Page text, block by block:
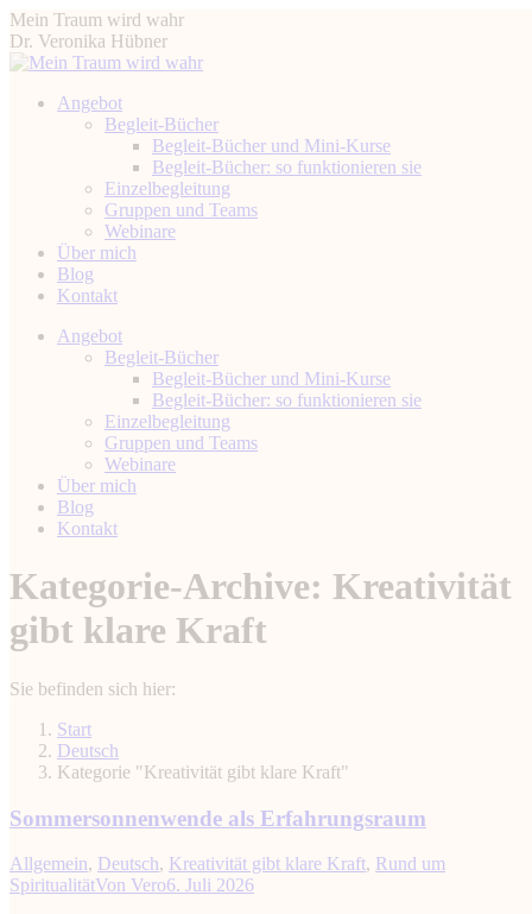
Zum
Inhalt
springen
Mein Traum wird wahr
Dr. Veronika Hübner
Angebot
Begleit-Bücher
Begleit-Bücher und Mini-Kurse
Begleit-Bücher: so funktionieren sie
Einzelbegleitung
Gruppen und Teams
Webinare
Über mich
Blog
Kontakt
Instagram
Facebook
YouTube
LinkedinAngebot
Begleit-Bücher
Begleit-Bücher und Mini-Kurse
Begleit-Bücher: so funktionieren sie
Einzelbegleitung
Gruppen und Teams
Webinare
Über mich
Blog
Kontakt
Kategorie-Archive: Kreativität
gibt klare Kraft
Sie befinden sich hier:
Start
Deutsch
Kategorie "Kreativität gibt klare Kraft"
Sommersonnenwende als Erfahrungsraum
Allgemein, Deutsch, Kreativität gibt klare Kraft, Rund um
SpiritualitätVon Vero6. Juli 2026